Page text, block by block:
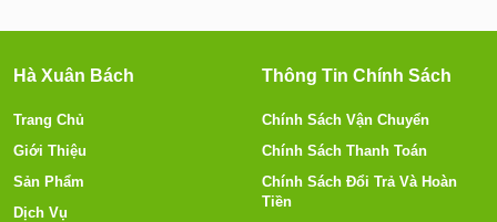
Hà Xuân Bách
Trang Chủ
Giới Thiệu
Sản Phẩm
Dịch Vụ
Thông Tin Chính Sách
Chính Sách Vận Chuyển
Chính Sách Thanh Toán
Chính Sách Đổi Trả Và Hoàn
Tiền